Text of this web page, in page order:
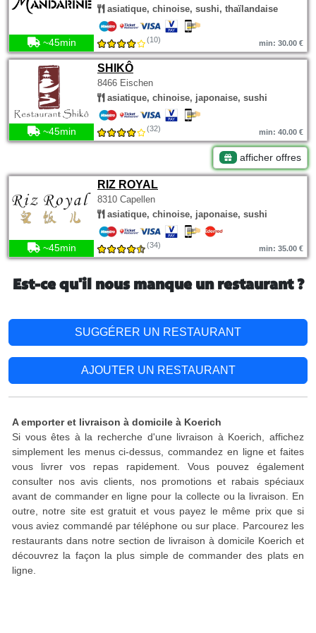
asiatique, chinoise, sushi, thaïlandaise
~45min (10) min: 30.00 €
SHIKÔ
8466 Eischen
asiatique, chinoise, japonaise, sushi
~45min (32) min: 40.00 €
afficher offres
RIZ ROYAL
8310 Capellen
asiatique, chinoise, japonaise, sushi
~45min (34) min: 35.00 €
Est-ce qu'il nous manque un restaurant ?
SUGGÉRER UN RESTAURANT
AJOUTER UN RESTAURANT
A emporter et livraison à domicile à Koerich
Si vous êtes à la recherche d'une livraison à Koerich, affichez
simplement les menus ci-dessus, commandez en ligne et faites
vous livrer vos repas rapidement. Vous pouvez également
consulter nos avis clients, nos promotions et rabais spéciaux
avant de commander en ligne pour la collecte ou la livraison. En
outre, notre site est gratuit et vous payez le même prix que si
vous aviez commandé par téléphone ou sur place. Parcourez les
restaurants dans notre section de livraison à domicile Koerich et
découvrez la façon la plus simple de commander des plats en
ligne.